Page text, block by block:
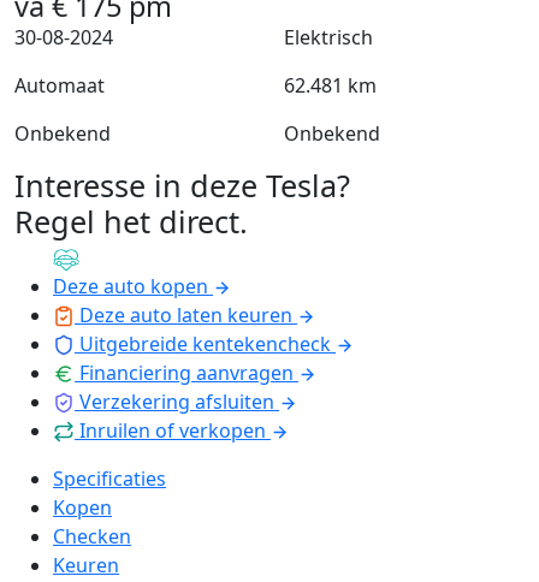
30-08-2024
Elektrisch
Automaat
62.481 km
Onbekend
Onbekend
Interesse in deze Tesla?
Regel het direct.
Deze auto kopen
Deze auto laten keuren
Uitgebreide kentekencheck
Financiering aanvragen
Verzekering afsluiten
Inruilen of verkopen
Specificaties
Kopen
Checken
Keuren